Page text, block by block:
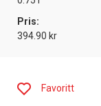
Pris:
394.90 kr
Favoritt